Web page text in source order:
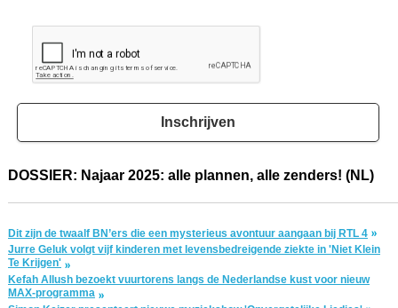
Inschrijven
DOSSIER: Najaar 2025: alle plannen, alle zenders! (NL)
Dit zijn de twaalf BN’ers die een mysterieus avontuur aangaan bij RTL 4
Jurre Geluk volgt vijf kinderen met levensbedreigende ziekte in 'Niet Klein
Te Krijgen'
Kefah Allush bezoekt vuurtorens langs de Nederlandse kust voor nieuw
MAX-programma